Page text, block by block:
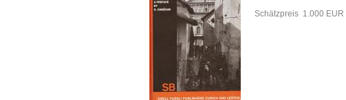
Schätzpreis 1.000 EUR